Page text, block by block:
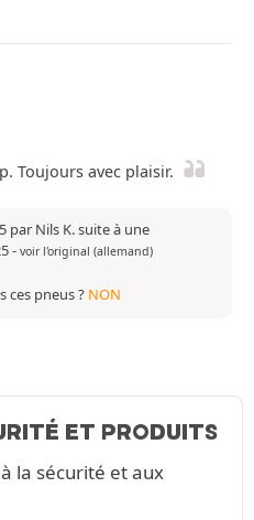
Toujours avec plaisir.
par Nils K. suite à une
- voir l'original (allemand)
ces pneus ? NON
ET PRODUITS
la sécurité et aux